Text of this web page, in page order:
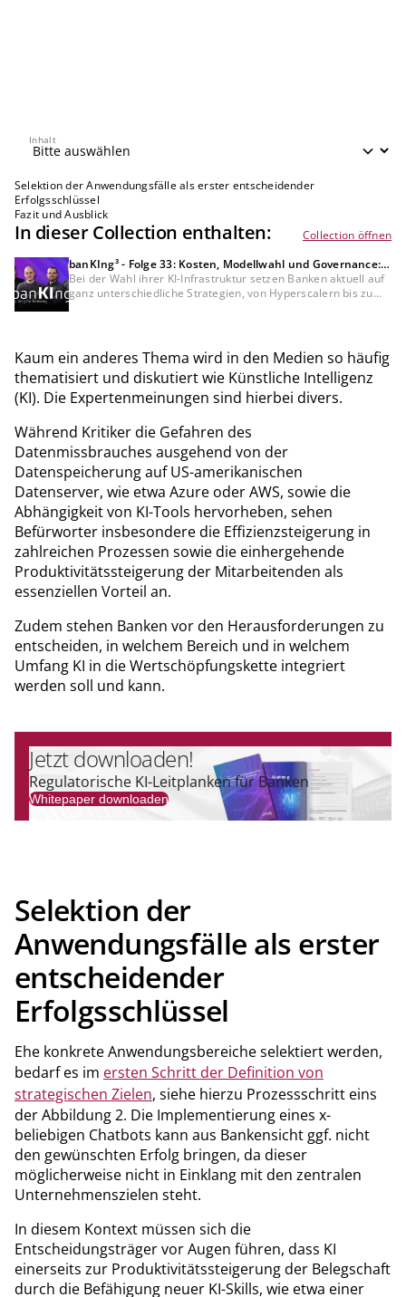
Inhalt
Inhalt
Selektion der Anwendungsfälle als erster entscheidender
Erfolgsschlüssel
Fazit und Ausblick
In dieser Collection enthalten:
Collection öffnen
banKIng³ - Folge 33: Kosten, Modellwahl und Governance:
Wie Banken ihre KI-Infrastruktur wählen
Bei der Wahl ihrer KI-Infrastruktur setzen Banken aktuell auf
ganz unterschiedliche Strategien, von Hyperscalern bis zu
Erwartungshaltung der Kunden. Dazu ein Blick auf steigende
KI-Kosten und die Frage, wie Banken ihre Mitarbeitenden bei
der KI-Transformation mitnehmen.
Kaum ein anderes Thema wird in den Medien so häufig
thematisiert und diskutiert wie Künstliche Intelligenz
(KI). Die Expertenmeinungen sind hierbei divers.
Während Kritiker die Gefahren des
Datenmissbrauches ausgehend von der
Datenspeicherung auf US-amerikanischen
Datenserver, wie etwa Azure oder AWS, sowie die
Abhängigkeit von KI-Tools hervorheben, sehen
Befürworter insbesondere die Effizienzsteigerung in
zahlreichen Prozessen sowie die einhergehende
Produktivitätssteigerung der Mitarbeitenden als
essenziellen Vorteil an.
Zudem stehen Banken vor den Herausforderungen zu
entscheiden, in welchem Bereich und in welchem
Umfang KI in die Wertschöpfungskette integriert
werden soll und kann.
Jetzt downloaden!
Regulatorische KI-Leitplanken für Banken
Whitepaper downloaden
Selektion der
Anwendungsfälle als erster
entscheidender
Erfolgsschlüssel
Ehe konkrete Anwendungsbereiche selektiert werden,
bedarf es im ersten Schritt der Definition von
strategischen Zielen, siehe hierzu Prozessschritt eins
der Abbildung 2. Die Implementierung eines x-
beliebigen Chatbots kann aus Bankensicht ggf. nicht
den gewünschten Erfolg bringen, da dieser
möglicherweise nicht in Einklang mit den zentralen
Unternehmenszielen steht.
In diesem Kontext müssen sich die
Entscheidungsträger vor Augen führen, dass KI
einerseits zur Produktivitätssteigerung der Belegschaft
durch die Befähigung neuer KI-Skills, wie etwa einer